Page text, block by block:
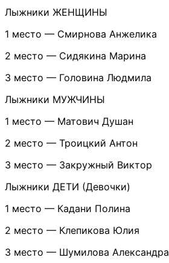
Лыжники ЖЕНЩИНЫ
1 место — Смирнова Анжелика
2 место — Сидякина Марина
3 место — Головина Людмила
Лыжники МУЖЧИНЫ
1 место — Матович Душан
2 место — Троицкий Антон
3 место — Закружный Виктор
Лыжники ДЕТИ (Девочки)
1 место — Кадани Полина
2 место — Клепикова Юлия
3 место — Шумилова Александра